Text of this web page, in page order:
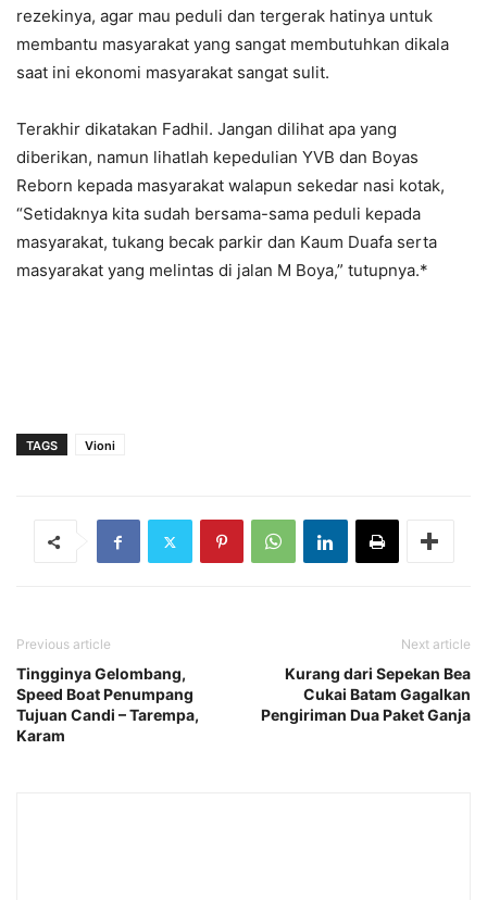
rezekinya, agar mau peduli dan tergerak hatinya untuk
membantu masyarakat yang sangat membutuhkan dikala
saat ini ekonomi masyarakat sangat sulit.
Terakhir dikatakan Fadhil. Jangan dilihat apa yang
diberikan, namun lihatlah kepedulian YVB dan Boyas
Reborn kepada masyarakat walapun sekedar nasi kotak,
“Setidaknya kita sudah bersama-sama peduli kepada
masyarakat, tukang becak parkir dan Kaum Duafa serta
masyarakat yang melintas di jalan M Boya,” tutupnya.*
TAGS Vioni
Previous article
Tingginya Gelombang,
Speed Boat Penumpang
Tujuan Candi – Tarempa,
Karam
Next article
Kurang dari Sepekan Bea
Cukai Batam Gagalkan
Pengiriman Dua Paket Ganja